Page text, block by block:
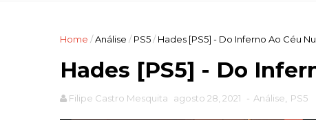
Home /Análise / PS5/ Hades [PS5] - Do Inferno Ao Céu
Hades [PS5] - Do
Filipe Castro Mesquita agosto 28, 2021 - Análise PS5